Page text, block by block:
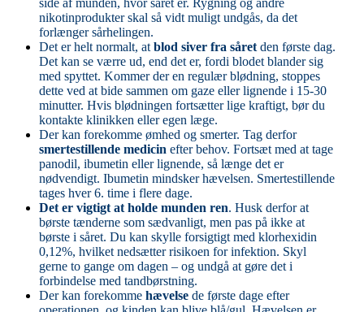
side af munden, hvor såret er. Rygning og andre
nikotinprodukter skal så vidt muligt undgås, da det
forlænger sårhelingen.
Det er helt normalt, at blod siver fra såret den første dag.
Det kan se værre ud, end det er, fordi blodet blander sig
med spyttet. Kommer der en regulær blødning, stoppes
dette ved at bide sammen om gaze eller lignende i 15-30
minutter. Hvis blødningen fortsætter lige kraftigt, bør du
kontakte klinikken eller egen læge.
Der kan forekomme ømhed og smerter. Tag derfor
smertestillende medicin efter behov. Fortsæt med at tage
panodil, ibumetin eller lignende, så længe det er
nødvendigt. Ibumetin mindsker hævelsen. Smertestillende
tages hver 6. time i flere dage.
Det er vigtigt at holde munden ren. Husk derfor at
børste tænderne som sædvanligt, men pas på ikke at
børste i såret. Du kan skylle forsigtigt med klorhexidin
0,12%, hvilket nedsætter risikoen for infektion. Skyl
gerne to gange om dagen – og undgå at gøre det i
forbindelse med tandbørstning.
Der kan forekomme hævelse de første dage efter